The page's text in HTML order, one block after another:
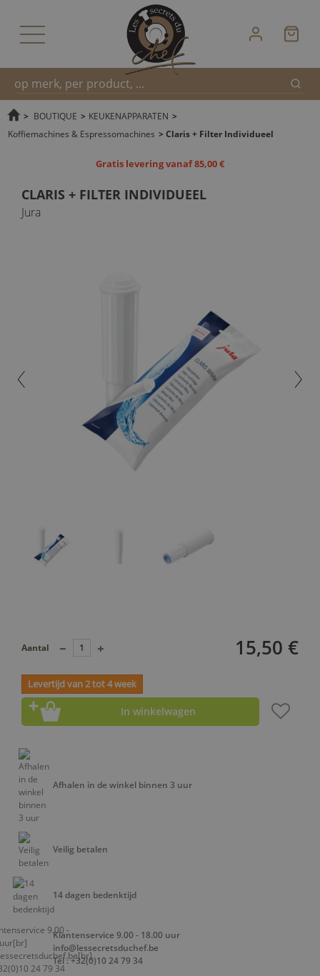
Snel
> BOUTIQUE > KEUKENAPPARATEN >
Koffiemachines & Espressomachines > Claris + Filter Individueel
Gratis levering vanaf 85,00 €
CLARIS + FILTER INDIVIDUEEL
Jura
15,50 €
Aantal
Levertijd van 2 tot 4 week
In winkelwagen
Afhalen in de winkel binnen 3 uur
Veilig betalen
14 dagen bedenktijd
Klantenservice 9.00 - 18.00 uur
info@lessecretsduchef.be
Tel : +32(0)10 24 79 34